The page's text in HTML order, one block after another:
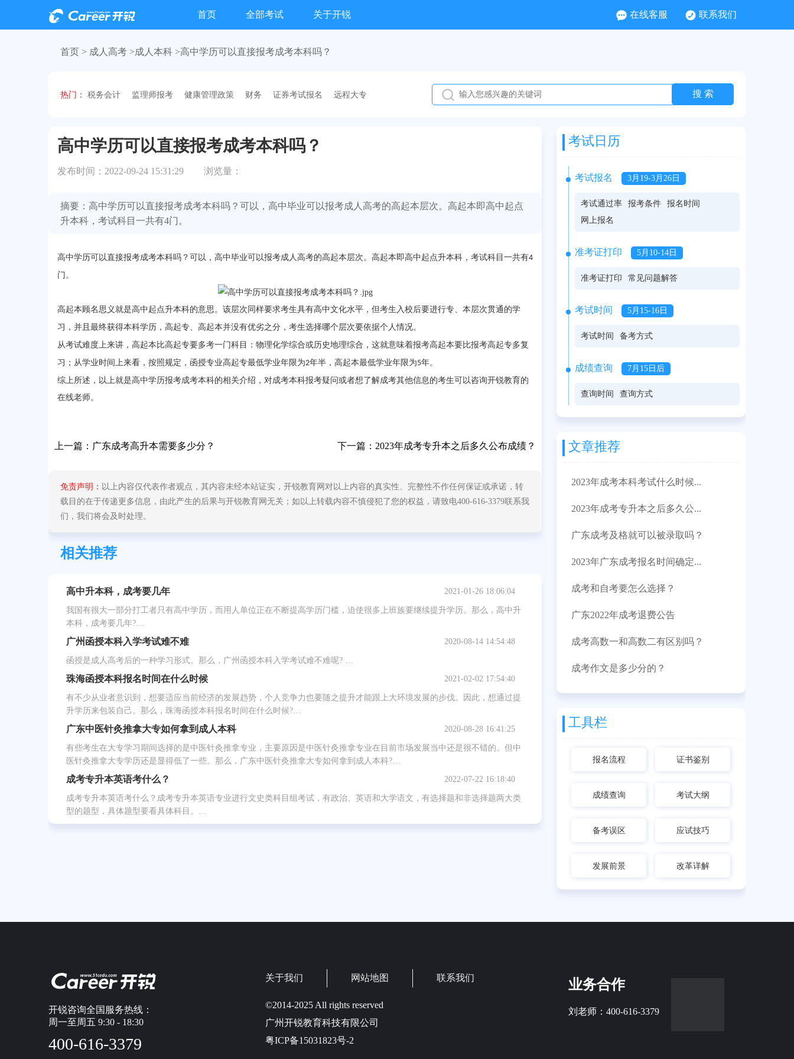
首页 全部考试 关于开锐 在线客服 联系我们
首页 > 成人高考 >成人本科 >高中学历可以直接报考成考本科吗？
热门： 税务会计 监理师报考 健康管理政策 财务 证券考试报名 远程大专
高中学历可以直接报考成考本科吗？
发布时间：2022-09-24 15:31:29 浏览量：
摘要：高中学历可以直接报考成考本科吗？可以，高中毕业可以报考成人高考的高起本层次。高起本即高中起点
升本科，考试科目一共有4门。
高中学历可以直接报考成考本科吗？可以，高中毕业可以报考成人高考的高起本层次。高起本即高中起点升本科，考试科目一共有4
门。
高起本顾名思义就是高中起点升本科的意思。该层次同样要求考生具有高中文化水平，但考生入校后要进行专、本层次贯通的学
习，并且最终获得本科学历，高起专、高起本并没有优劣之分，考生选择哪个层次要依据个人情况。
从考试难度上来讲，高起本比高起专要多考一门科目：物理化学综合或历史地理综合，这就意味着报考高起本要比报考高起专多复
习；从学业时间上来看，按照规定，函授专业高起专最低学业年限为2年半，高起本最低学业年限为5年。
综上所述，以上就是高中学历报考成考本科的相关介绍，对成考本科报考疑问或者想了解成考其他信息的考生可以咨询开锐教育的
在线老师。
上一篇： 广东成考高升本需要多少分？ 下一篇： 2023年成考专升本之后多久公布成绩？
免责声明： 以上内容仅代表作者观点，其内容未经本站证实，开锐教育网对以上内容的真实性、完整性不作任何保证或承诺，转
载目的在于传递更多信息，由此产生的后果与开锐教育网无关；如以上转载内容不慎侵犯了您的权益，请致电400-616-3379联系我
们，我们将会及时处理。
相关推荐
高中升本科，成考要几年 2021-01-26 18:06:04
我国有很大一部分打工者只有高中学历，而用人单位正在不断提高学历门槛，迫使很多上班族要继续提升学历。那么，高中升
本科，成考要几年?…
广州函授本科入学考试难不难 2020-08-14 14:54:48
函授是成人高考后的一种学习形式。那么，广州函授本科入学考试难不难呢? …
珠海函授本科报名时间在什么时候 2021-02-02 17:54:40
有不少从业者意识到，想要适应当前经济的发展趋势，个人竞争力也要随之提升才能跟上大环境发展的步伐。因此，想通过提
升学历来包装自己。那么，珠海函授本科报名时间在什么时候?…
广东中医针灸推拿大专如何拿到成人本科 2020-08-28 16:41:25
有些考生在大专学习期间选择的是中医针灸推拿专业，主要原因是中医针灸推拿专业在目前市场发展当中还是很不错的。但中
医针灸推拿大专学历还是显得低了一些。那么，广东中医针灸推拿大专如何拿到成人本科?…
成考专升本英语考什么？ 2022-07-22 16:18:40
成考专升本英语考什么？成考专升本英语专业进行文史类科目组考试，有政治、英语和大学语文，有选择题和非选择题两大类
型的题型，具体题型要看具体科目。…
考试日历
考试报名 3月19-3月26日
考试通过率 报考条件
报名时间
网上报名
准考证打印 5月10-14日
准考证打印 常见问题解答
考试时间 5月15-16日
考试时间 备考方式
成绩查询 7月15日后
查询时间 查询方式
文章推荐
2023年成考本科考试什么时候...
2023年成考专升本之后多久公...
广东成考及格就可以被录取吗？
2023年广东成考报名时间确定...
成考和自考要怎么选择？
广东2022年成考退费公告
成考高数一和高数二有区别吗？
成考作文是多少分的？
工具栏
报名流程 证书鉴别
成绩查询 考试大纲
备考误区 应试技巧
发展前景 改革详解
开锐咨询全国服务热线：
周一至周五 9:30 - 18:30
400-616-3379
关于我们 网站地图 联系我们
©2014-2025 All rights reserved
广州开锐教育科技有限公司
粤ICP备15031823号-2
业务合作
刘老师：400-616-3379